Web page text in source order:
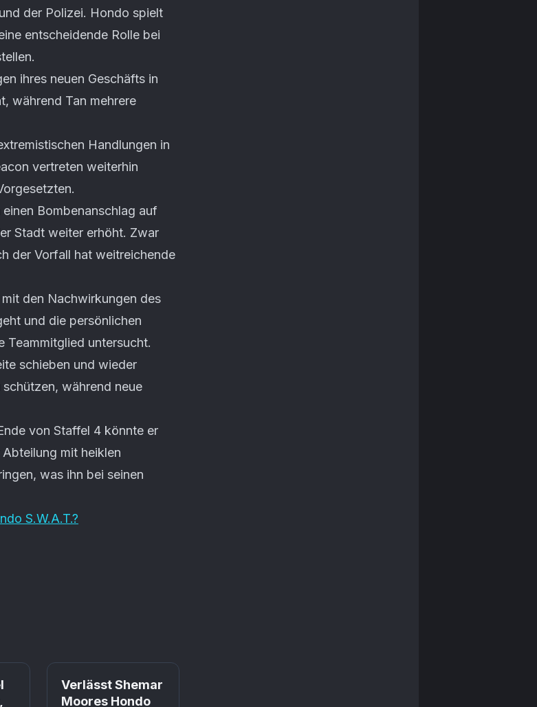
der Polizei. Hondo spielt
entscheidende Rolle bei
ihres neuen Geschäfts in
während Tan mehrere
Handlungen in
vertreten weiterhin
Bombenanschlag auf
Stadt weiter erhöht. Zwar
der Vorfall hat weitreichende
den Nachwirkungen des
und die persönlichen
Teammitglied untersucht.
schieben und wieder
während neue
von Staffel 4 könnte er
mit heiklen
was ihn bei seinen
S.W.A.T.?
Verlässt Shemar
Moores Hondo